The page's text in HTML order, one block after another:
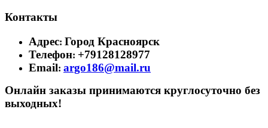
Контакты
Адрес: Город Красноярск
Телефон: +79128128977
Email: argo186@mail.ru
Онлайн заказы принимаются круглосуточно без
выходных!